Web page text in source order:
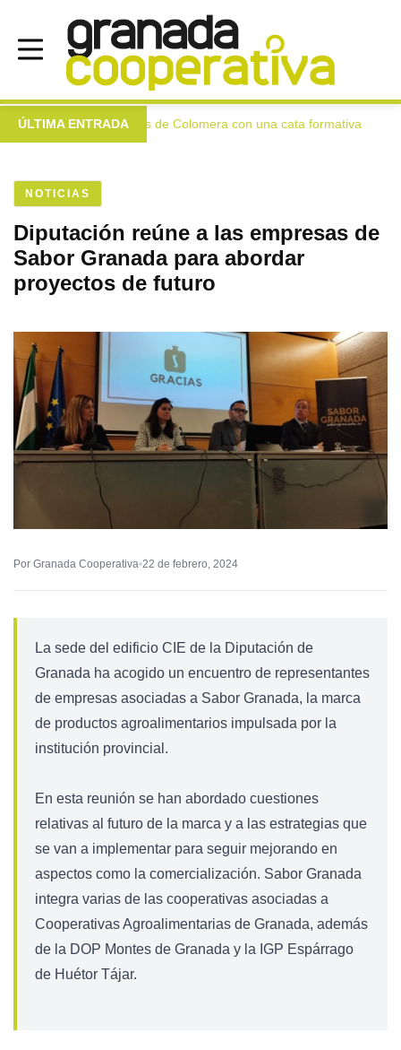
ÚLTIMA ENTRADA
extra a las mujeres de Colomera con una cata formativa
NOTICIAS
Diputación reúne a las empresas de
Sabor Granada para abordar
proyectos de futuro
Por Granada Cooperativa 22 de febrero, 2024
La sede del edificio CIE de la Diputación de
Granada ha acogido un encuentro de representantes
de empresas asociadas a Sabor Granada, la marca
de productos agroalimentarios impulsada por la
institución provincial.
En esta reunión se han abordado cuestiones
relativas al futuro de la marca y a las estrategias que
se van a implementar para seguir mejorando en
aspectos como la comercialización. Sabor Granada
integra varias de las cooperativas asociadas a
Cooperativas Agroalimentarias de Granada, además
de la DOP Montes de Granada y la IGP Espárrago
de Huétor Tájar.